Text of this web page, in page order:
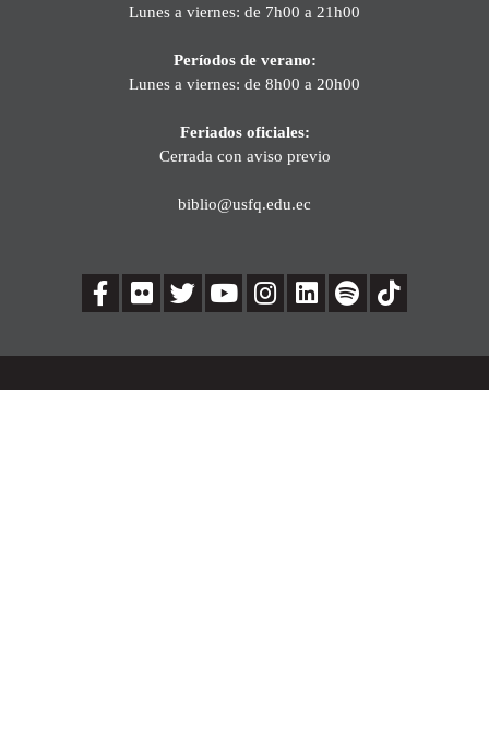
Lunes a viernes: de 7h00 a 21h00
Períodos de verano:
Lunes a viernes: de 8h00 a 20h00
Feriados oficiales:
Cerrada con aviso previo
biblio@usfq.edu.ec